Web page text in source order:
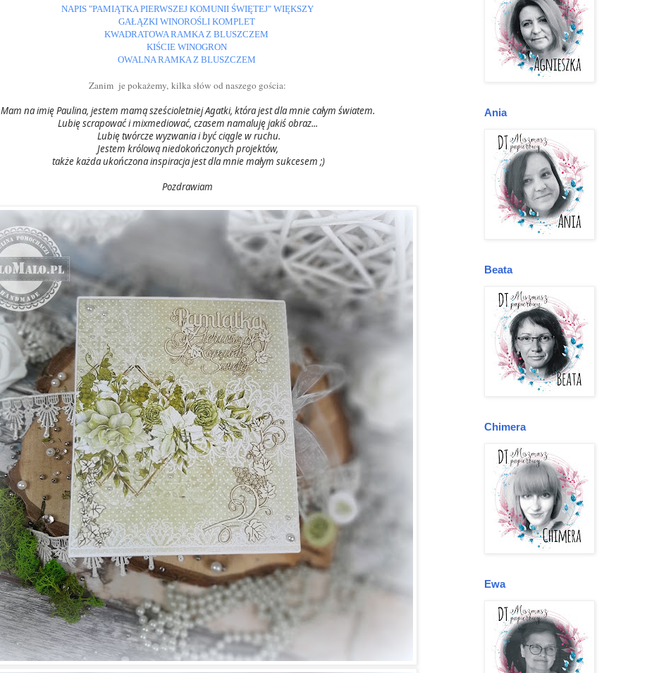
NAPIS "PAMIĄTKA PIERWSZEJ KOMUNII ŚWIĘTEJ" WIĘKSZY
GAŁĄZKI WINOROŚLI KOMPLET
KWADRATOWA RAMKA Z BLUSZCZEM
KIŚCIE WINOGRON
OWALNA RAMKA Z BLUSZCZEM
Zanim je pokażemy, kilka słów od naszego gościa:
Mam na imię Paulina, jestem mamą sześcioletniej Agatki, która jest dla mnie całym światem.
Lubię scrapować i mixmediować, czasem namaluję jakiś obraz...
Lubię twórcze wyzwania i być ciągle w ruchu.
Jestem królową niedokończonych projektów,
także każda ukończona inspiracja jest dla mnie małym sukcesem ;)
Pozdrawiam
Ania
Beata
Chimera
Ewa